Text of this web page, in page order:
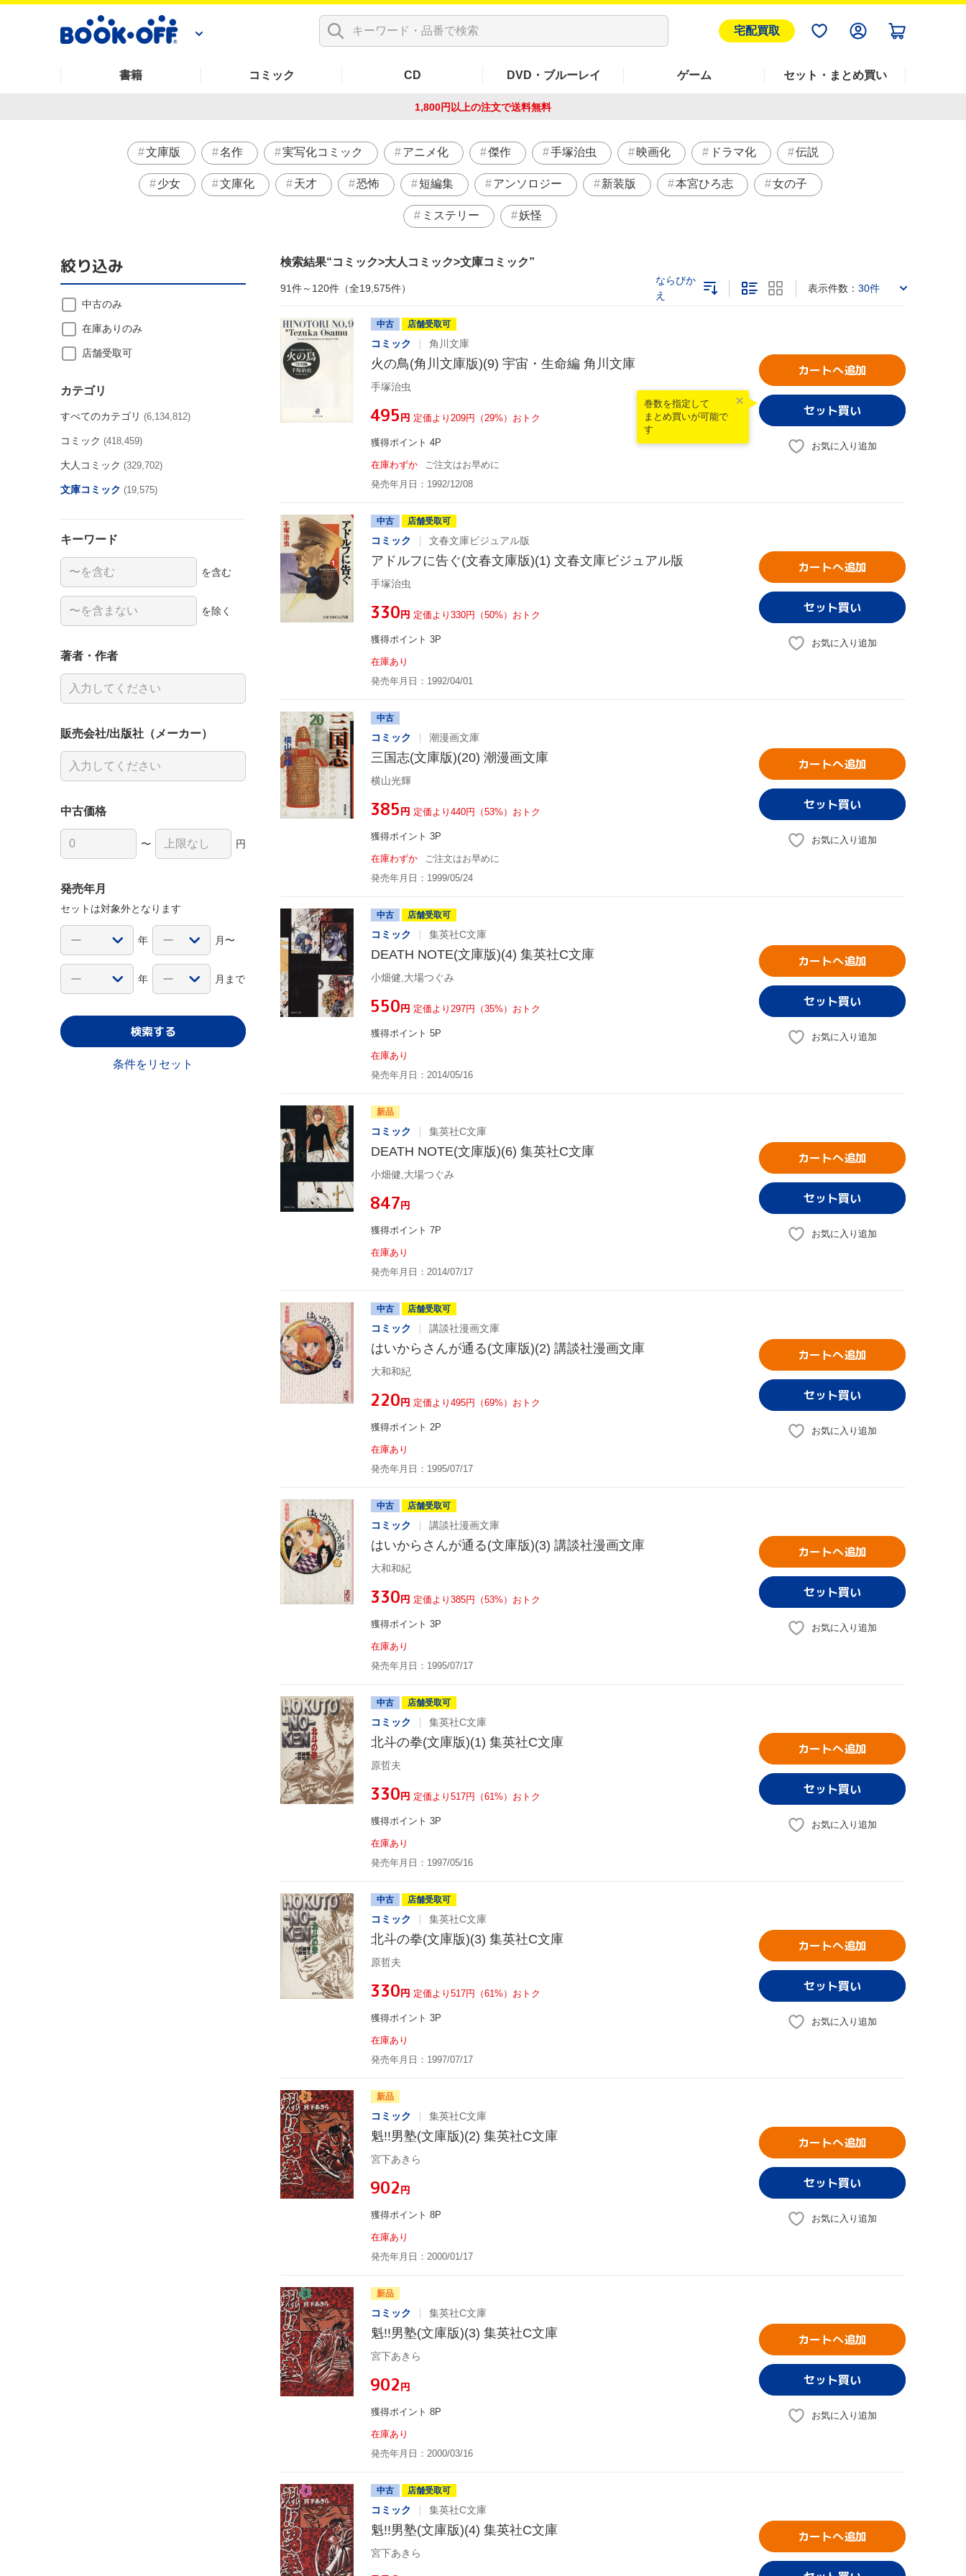
宅配買取
書籍 コミック CD DVD・ブルーレイ ゲーム セット・まとめ買い
1,800円以上の注文で送料無料
文庫版 名作 実写化コミック アニメ化 傑作 手塚治虫 映画化 ドラマ化 伝説
少女 文庫化 天才 恐怖 短編集 アンソロジー 新装版 本宮ひろ志 女の子
ミステリー 妖怪
検索結果 コミック>大人コミック>文庫コミック
91件～120件（全19,575件）
ならびか
え
表示件数： 30件
中古 店舗受取可
コミック 角川文庫
火の鳥(角川文庫版)(9) 宇宙・生命編 角川文庫
手塚治虫
¥495円 定価より209円（29%）おトク
獲得ポイント 4P
在庫わずか
ご注文はお早めに
発売年月日：1992/12/08
カートへ追加
巻数を指定して
まとめ買いが可能で
す
お気に入り追加
中古 店舗受取可
コミック 文春文庫ビジュアル版
アドルフに告ぐ(文春文庫版)(1) 文春文庫ビジュアル版
手塚治虫
¥330円 定価より330円（50%）おトク
獲得ポイント 3P
在庫あり
発売年月日：1992/04/01
カートへ追加
お気に入り追加
中古
コミック 潮漫画文庫
三国志(文庫版)(20) 潮漫画文庫
横山光輝
¥385円 定価より440円（53%）おトク
獲得ポイント 3P
在庫わずか
ご注文はお早めに
発売年月日：1999/05/24
カートへ追加
お気に入り追加
中古 店舗受取可
コミック 集英社C文庫
DEATH NOTE(文庫版)(4) 集英社C文庫
小畑健,大場つぐみ
¥550円 定価より297円（35%）おトク
獲得ポイント 5P
在庫あり
発売年月日：2014/05/16
カートへ追加
お気に入り追加
新品
コミック 集英社C文庫
DEATH NOTE(文庫版)(6) 集英社C文庫
小畑健,大場つぐみ
¥847円
獲得ポイント 7P
在庫あり
発売年月日：2014/07/17
カートへ追加
お気に入り追加
中古 店舗受取可
コミック 講談社漫画文庫
はいからさんが通る(文庫版)(2) 講談社漫画文庫
大和和紀
¥220円 定価より495円（69%）おトク
獲得ポイント 2P
在庫あり
発売年月日：1995/07/17
カートへ追加
お気に入り追加
中古 店舗受取可
コミック 講談社漫画文庫
はいからさんが通る(文庫版)(3) 講談社漫画文庫
大和和紀
¥330円 定価より385円（53%）おトク
獲得ポイント 3P
在庫あり
発売年月日：1995/07/17
カートへ追加
お気に入り追加
中古 店舗受取可
コミック 集英社C文庫
北斗の拳(文庫版)(1) 集英社C文庫
原哲夫
¥330円 定価より517円（61%）おトク
獲得ポイント 3P
在庫あり
発売年月日：1997/05/16
カートへ追加
お気に入り追加
中古 店舗受取可
コミック 集英社C文庫
北斗の拳(文庫版)(3) 集英社C文庫
原哲夫
¥330円 定価より517円（61%）おトク
獲得ポイント 3P
在庫あり
発売年月日：1997/07/17
カートへ追加
お気に入り追加
新品
コミック 集英社C文庫
魁!!男塾(文庫版)(2) 集英社C文庫
宮下あきら
¥902円
獲得ポイント 8P
在庫あり
発売年月日：2000/01/17
カートへ追加
お気に入り追加
新品
コミック 集英社C文庫
魁!!男塾(文庫版)(3) 集英社C文庫
宮下あきら
¥902円
獲得ポイント 8P
在庫あり
発売年月日：2000/03/16
カートへ追加
お気に入り追加
中古 店舗受取可
コミック 集英社C文庫
魁!!男塾(文庫版)(4) 集英社C文庫
宮下あきら
カートへ追加
絞り込み
中古のみ
在庫ありのみ
店舗受取可
カテゴリ
すべてのカテゴリ (6,134,812)
コミック (418,459)
大人コミック (329,702)
文庫コミック (19,575)
キーワード
を含む
を除く
著者・作者
販売会社/出版社（メーカー）
中古価格
〜 円
発売年月
セットは対象外となります
年 月〜
年 月まで
検索する
条件をリセット